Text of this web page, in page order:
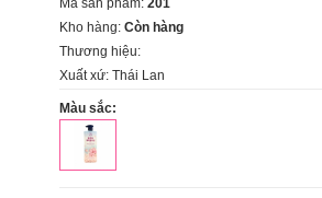
Mã sản phẩm: 201
Kho hàng: Còn hàng
Thương hiệu:
Xuất xứ: Thái Lan
Màu sắc: